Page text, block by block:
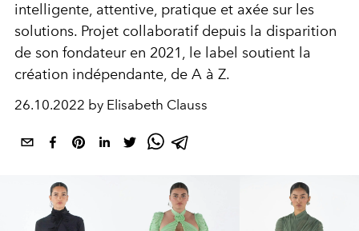
intelligente, attentive, pratique et axée sur les
solutions. Projet collaboratif depuis la disparition
de son fondateur en 2021, le label soutient la
création indépendante, de A à Z.
26.10.2022 by Elisabeth Clauss